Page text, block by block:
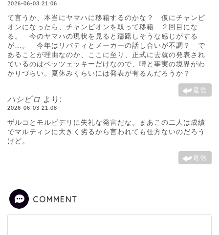
2026-06-03 21:06
て言うか、本当にヤマハに移籍するのかな？ 仮にチャンピ
オンになったら、チャンピオンを取って移籍…２回目にな
る。 今のヤマハの現状を見ると躊躇しそうな感じがする
が…。 今年はリバティとメーカーの話し合いが不調？ で
あることが理由なのか、ここに至り、正式に去就の発表され
ているのはベッツェッキーだけなので、噂と事実の境界がわ
かりづらい。夏休みくらいには発表が有るんだろうか？
返信
ハシビロ より:
2026-06-03 21:08
ザルコとモルビデリに失礼な発言だな。まあこの二人は成績
でマルティンに大きく劣るから言われても仕方ないのだろう
けど。
返信
COMMENT